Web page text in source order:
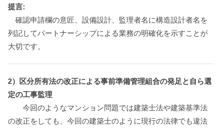
提言:
確認申請欄の意匠、設備設計、監理者名に構造設計者名を
列記してパートナーシップによる業務の明確化を示すことが
大切です。
2）区分所有法の改正による事前準備管理組合の発足と自ら選
定の工事監理
今回のようなマンション問題では建築士法や建築基準法
の改正をしても、今回の建築士のように現行の法律でも違法